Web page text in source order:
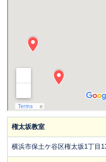
権太坂教室
横浜市保土ケ谷区権太坂1丁目